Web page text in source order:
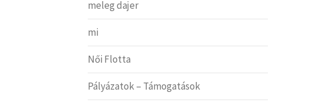
meleg dajer
mi
Női Flotta
Pályázatok – Támogatások